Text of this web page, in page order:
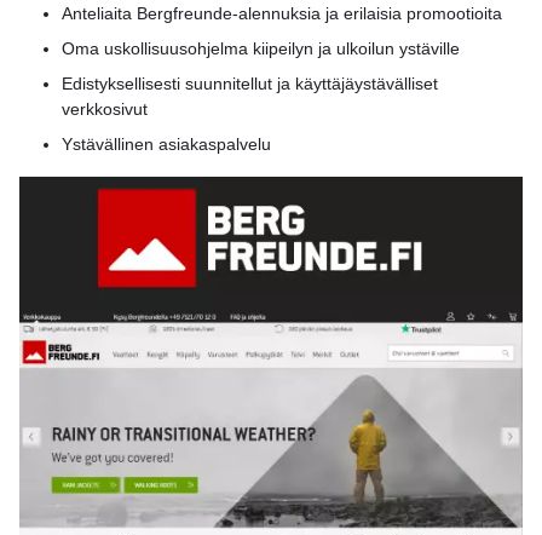
Anteliaita Bergfreunde-alennuksia ja erilaisia promootioita
Oma uskollisuusohjelma kiipeilyn ja ulkoilun ystäville
Edistyksellisesti suunnitellut ja käyttäjäystävälliset
verkkosivut
Ystävällinen asiakaspalvelu